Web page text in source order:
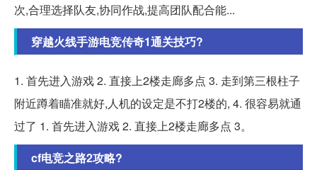
次,合理选择队友,协同作战,提高团队配合能...
穿越火线手游电竞传奇1通关技巧?
1. 首先进入游戏 2. 直接上2楼走廊多点 3. 走到第三根柱子
附近蹲着瞄准就好,人机的设定是不打2楼的, 4. 很容易就通
过了 1. 首先进入游戏 2. 直接上2楼走廊多点 3。
cf电竞之路2攻略?